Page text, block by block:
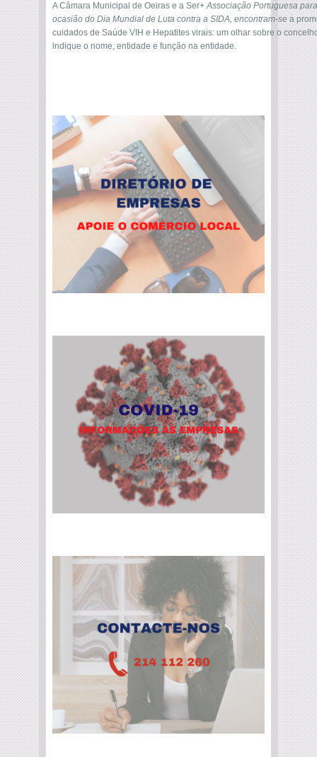
A Câmara Municipal de Oeiras e a Ser+Associação Portuguesa
ocasião do Dia Mundial de Luta contra a SIDA, encontram-sea
cuidados de Saúde VIH e Hepatites virais: um olhar sobre o
indique o nome, entidade e função na entidade.